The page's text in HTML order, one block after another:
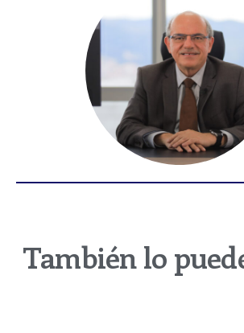
También lo puede